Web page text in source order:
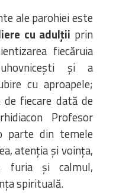
ale parohiei este
cu adulții prin
fiecăruia
și a
cu aproapele;
fiecare dată de
Profesor
parte din temele
atenția și voința,
furia și calmul,
spirituală.